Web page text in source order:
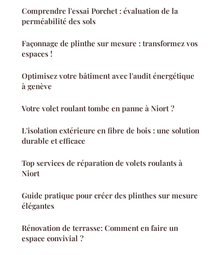
Comprendre l'essai Porchet : évaluation de la
perméabilité des sols
Façonnage de plinthe sur mesure : transformez vos
espaces !
Optimisez votre bâtiment avec l'audit énergétique
à genève
Votre volet roulant tombe en panne à Niort ?
L'isolation extérieure en fibre de bois : une solution
durable et efficace
Top services de réparation de volets roulants à
Niort
Guide pratique pour créer des plinthes sur mesure
élégantes
Rénovation de terrasse: Comment en faire un
espace convivial ?